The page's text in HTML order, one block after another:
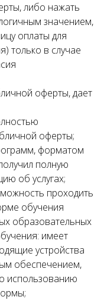
либо нажать
значением,
оплаты для
только в случае
оферты, дает
оферты;
форматом
полную
об услугах;
проходить
обучения
образовательных
имеет
устройства
обеспечением,
использованию